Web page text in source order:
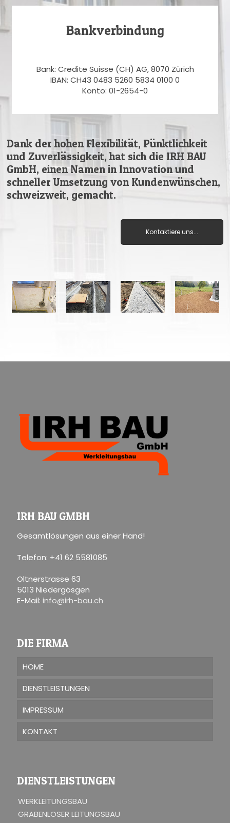
Bankverbindung
Bank: Credite Suisse (CH) AG, 8070 Zürich
IBAN: CH43 0483 5260 5834 0100 0
Konto: 01-2654-0
Dank der hohen Flexibilität, Pünktlichkeit
und Zuverlässigkeit, hat sich die IRH BAU
GmbH, einen Namen in Innovation und
schneller Umsetzung von Kundenwünschen,
schweizweit, gemacht.
Kontaktiere uns...
IRH BAU GMBH
Gesamtlösungen aus einer Hand!
Telefon: +41 62 5581085
Oltnerstrasse 63
5013 Niedergösgen
E-Mail: info@irh-bau.ch
DIE FIRMA
HOME
DIENSTLEISTUNGEN
IMPRESSUM
KONTAKT
DIENSTLEISTUNGEN
WERKLEITUNGSBAU
GRABENLOSER LEITUNGSBAU